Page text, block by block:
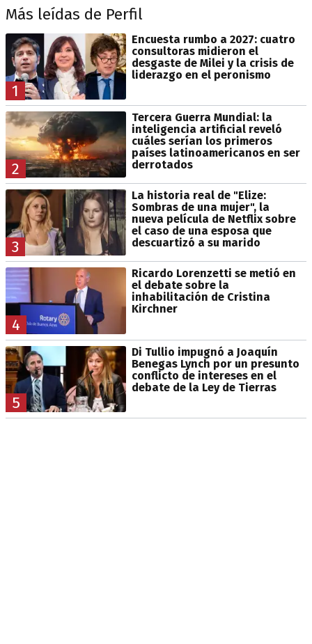
Más leídas de Perfil
1
Encuesta rumbo a 2027: cuatro
consultoras midieron el
desgaste de Milei y la crisis de
liderazgo en el peronismo
2
Tercera Guerra Mundial: la
inteligencia artificial reveló
cuáles serían los primeros
países latinoamericanos en ser
derrotados
3
La historia real de "Elize:
Sombras de una mujer", la
nueva película de Netflix sobre
el caso de una esposa que
descuartizó a su marido
4
Ricardo Lorenzetti se metió en
el debate sobre la
inhabilitación de Cristina
Kirchner
5
Di Tullio impugnó a Joaquín
Benegas Lynch por un presunto
conflicto de intereses en el
debate de la Ley de Tierras